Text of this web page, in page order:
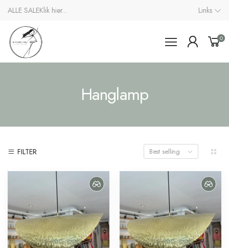
ALLE SALEKlik hier... Links
0
Hanglamp
FILTER Best selling